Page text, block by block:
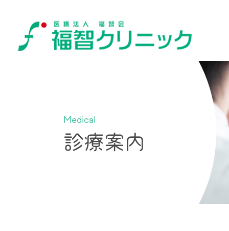
Medical
診療案内